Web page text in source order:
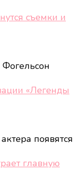
съемки и
«Легенды
появятся
главную